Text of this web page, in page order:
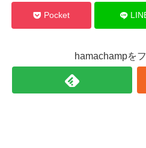
Pocket
hamachampを